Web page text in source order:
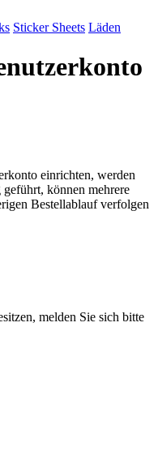
Sticker Sheets Läden
einrichten, werden
können mehrere
Bestellablauf verfolgen
melden Sie sich bitte